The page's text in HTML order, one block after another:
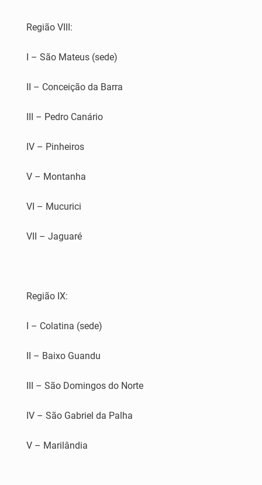
Região VIII:
I – São Mateus (sede)
II – Conceição da Barra
III – Pedro Canário
IV – Pinheiros
V – Montanha
VI – Mucurici
VII – Jaguaré
Região IX:
I – Colatina (sede)
II – Baixo Guandu
III – São Domingos do Norte
IV – São Gabriel da Palha
V – Marilândia